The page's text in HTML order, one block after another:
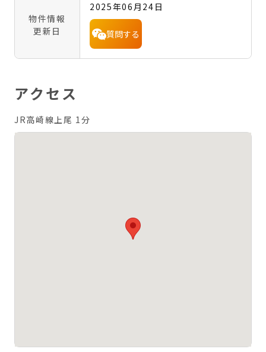
物件情報
更新日
2025年06月24日
質問する
アクセス
JR高崎線上尾 1分